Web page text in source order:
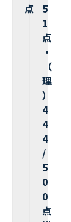
点
5
1
点
・
（
理
）
4
4
4
/
5
0
0
点